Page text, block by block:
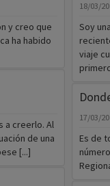
y creo que
ha habido
a creerlo. Al
de una
[...]
18/03/
Soy
viaje
17/03/
Es de